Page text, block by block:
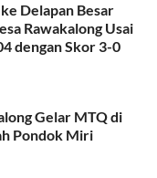
Delapan Besar
Rawakalong Usai
dengan Skor 3-0
Gelar MTQ di
Pondok Miri